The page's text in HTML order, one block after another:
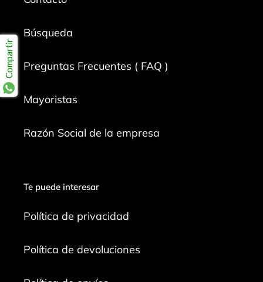
Búsqueda
Preguntas Frecuentes ( FAQ )
Mayoristas
Razón Social de la empresa
Te puede interesar
Política de privacidad
Política de devoluciones
Compartir